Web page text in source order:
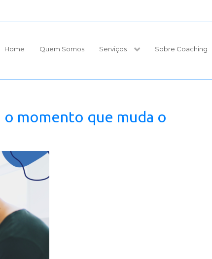
Home Quem Somos Serviços Sobre Coaching
momento que muda o